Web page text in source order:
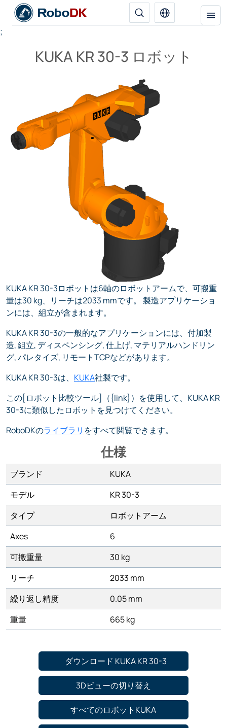
;
KUKA KR 30-3 ロボット
KUKA KR 30-3ロボットは6軸のロボットアームで、可搬重
量は30 kg、リーチは2033 mmです。 製造アプリケーショ
ンには、組立が含まれます。
KUKA KR 30-3の一般的なアプリケーションには、付加製
造, 組立, ディスペンシング, 仕上げ, マテリアルハンドリン
グ, パレタイズ, リモートTCPなどがあります。
KUKA KR 30-3は、 KUKA社製です。
この[ロボット比較ツール]（{link}）を使用して、KUKA KR
30-3に類似したロボットを見つけてください。
RoboDKのライブラリ をすべて閲覧できます。
仕様
ブランド
KUKA
モデル
KR 30-3
タイプ
ロボットアーム
Axes
6
可搬重量
30 kg
リーチ
2033 mm
繰り返し精度
0.05 mm
重量
665 kg
ダウンロード KUKA KR 30-3
3Dビューの切り替え
すべてのロボットKUKA